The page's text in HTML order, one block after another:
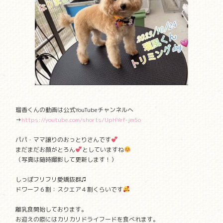
瑠香くんの動画は公式YouTubeチャンネルへ
→https://youtube.com/shorts/UpHYef-jm5o
パパ・ママ譲りのおっとりさんです
まだまだお顔がとろん
としていますね
（写真は随時撮影して更新します！）
しっぽフリフリ愛嬌抜群♫
ドワーフ６割：スクエア４割くらいです
離乳食開始しております。
お迎えの際にはカリカリドライフードを食べれます。